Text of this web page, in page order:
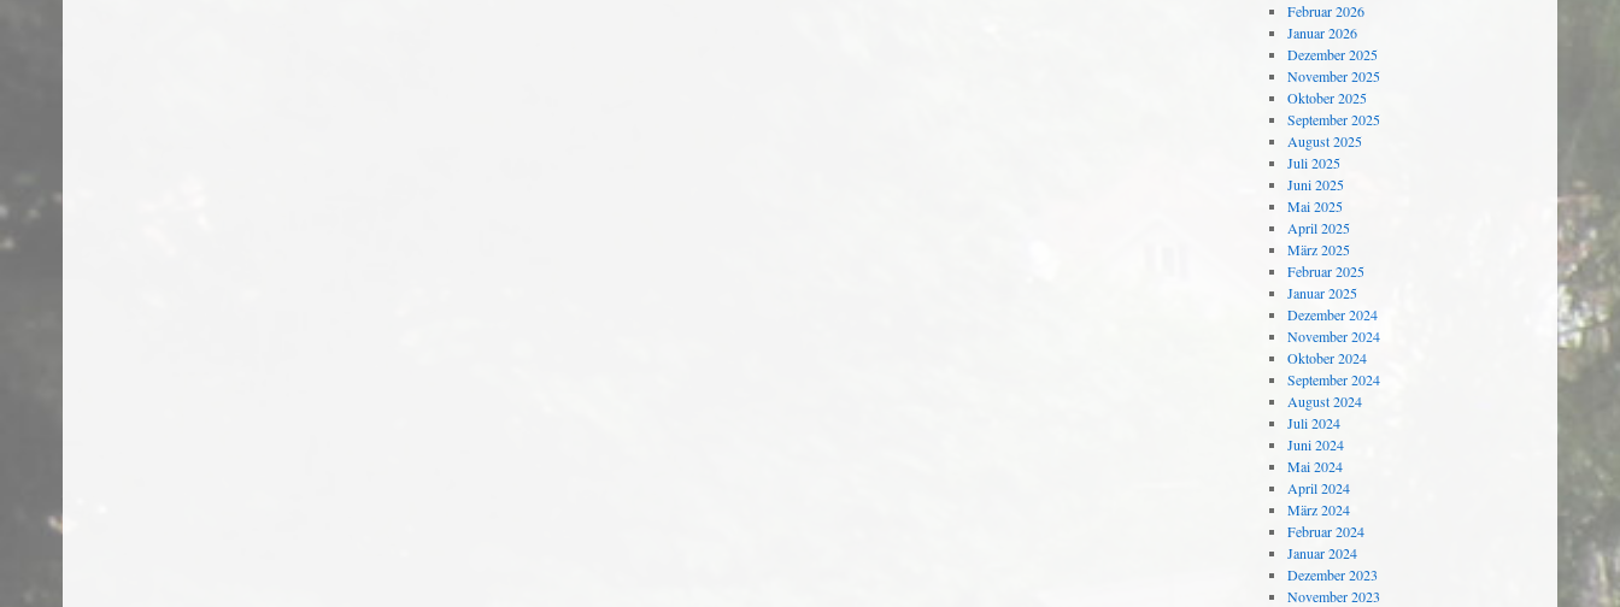
Februar 2026
Januar 2026
Dezember 2025
November 2025
Oktober 2025
September 2025
August 2025
Juli 2025
Juni 2025
Mai 2025
April 2025
März 2025
Februar 2025
Januar 2025
Dezember 2024
November 2024
Oktober 2024
September 2024
August 2024
Juli 2024
Juni 2024
Mai 2024
April 2024
März 2024
Februar 2024
Januar 2024
Dezember 2023
November 2023